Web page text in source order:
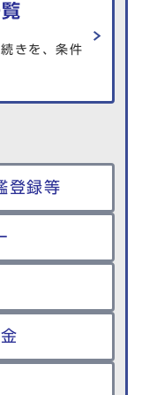
きを、条件
登録等